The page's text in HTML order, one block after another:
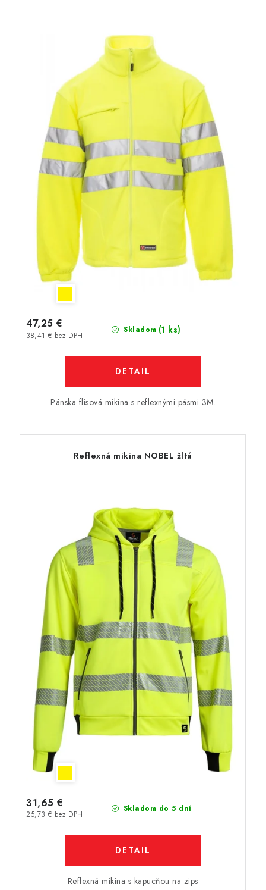
Skladom (1 ks)
38,41 € bez DPH
47,25 €
DETAIL
Pánska flísová mikina s reflexnými pásmi 3M.
Reflexná mikina NOBEL žltá
Skladom do 5 dní
25,73 € bez DPH
31,65 €
DETAIL
Reflexná mikina s kapucňou na zips